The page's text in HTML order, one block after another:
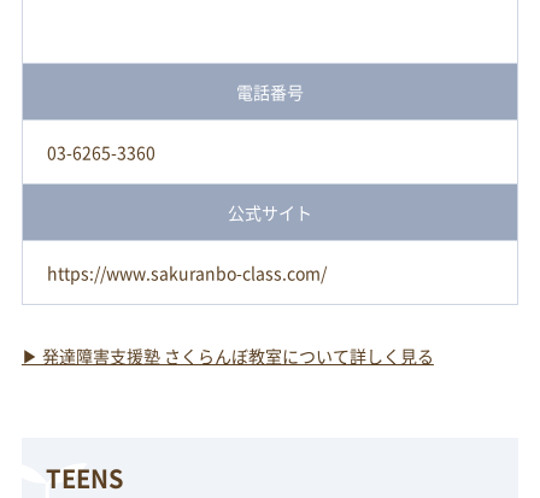
電話番号
03-6265-3360
公式サイト
https://www.sakuranbo-class.com/
▶ 発達障害支援塾 さくらんぼ教室について詳しく見る
TEENS